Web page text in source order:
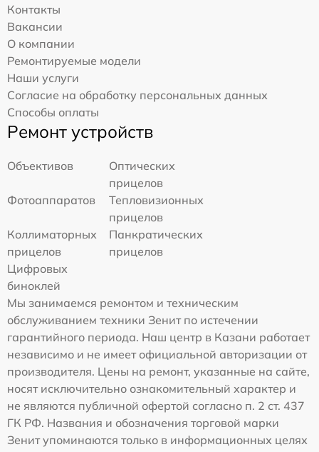
Контакты
Вакансии
О компании
Ремонтируемые модели
Наши услуги
Согласие на обработку персональных данных
Способы оплаты
Ремонт устройств
Объективов
Оптических
прицелов
Фотоаппаратов
Тепловизионных
прицелов
Коллиматорных
прицелов
Панкратических
прицелов
Цифровых
биноклей
Мы занимаемся ремонтом и техническим
обслуживанием техники Зенит по истечении
гарантийного периода. Наш центр в Казани работает
независимо и не имеет официальной авторизации от
производителя. Цены на ремонт, указанные на сайте,
носят исключительно ознакомительный характер и
не являются публичной офертой согласно п. 2 ст. 437
ГК РФ. Названия и обозначения торговой марки
Зенит упоминаются только в информационных целях